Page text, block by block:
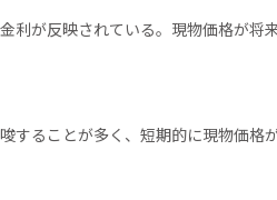
利が反映されている。現物価格が将
することが多く、短期的に現物価格